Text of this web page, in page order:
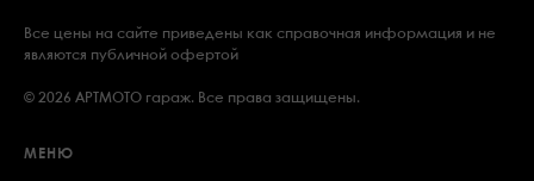
Все цены на сайте приведены как справочная информация и не
являются публичной офертой
© 2026 АРТМОТО гараж. Все права защищены.
МЕНЮ